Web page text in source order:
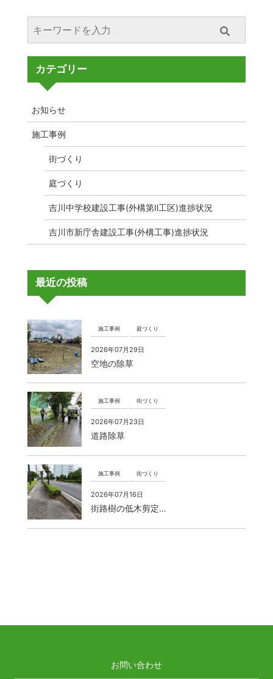
カテゴリー
お知らせ
施工事例
街づくり
庭づくり
吉川中学校建設工事(外構第Ⅱ工区)進捗状況
吉川市新庁舎建設工事(外構工事)進捗状況
最近の投稿
施工事例 庭づくり
2026年07月29日
空地の除草
施工事例 街づくり
2026年07月23日
道路除草
施工事例 街づくり
2026年07月16日
街路樹の低木剪定…
お問い合わせ